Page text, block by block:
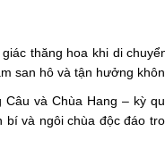
thăng hoa khi di
san hô và tận hưởng
Câu và Chùa Hang – kỳ
bí và ngôi chùa độc đáo